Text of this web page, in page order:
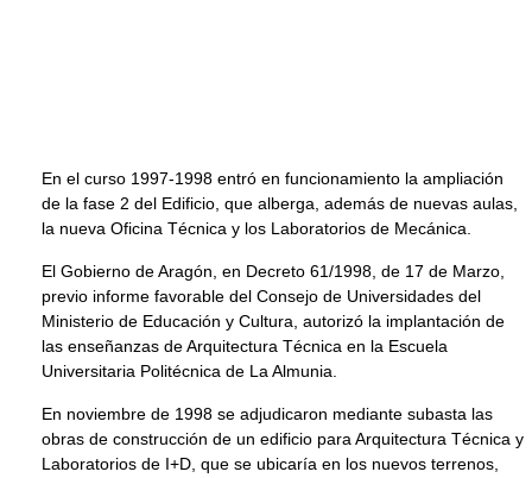
En el curso 1997-1998 entró en funcionamiento la ampliación
de la fase 2 del Edificio, que alberga, además de nuevas aulas,
la nueva Oficina Técnica y los Laboratorios de Mecánica.
El Gobierno de Aragón, en Decreto 61/1998, de 17 de Marzo,
previo informe favorable del Consejo de Universidades del
Ministerio de Educación y Cultura, autorizó la implantación de
las enseñanzas de Arquitectura Técnica en la Escuela
Universitaria Politécnica de La Almunia.
En noviembre de 1998 se adjudicaron mediante subasta las
obras de construcción de un edificio para Arquitectura Técnica y
Laboratorios de I+D, que se ubicaría en los nuevos terrenos,